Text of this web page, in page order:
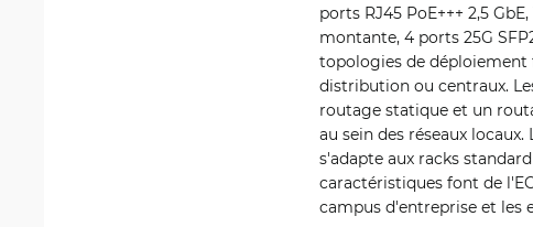
ports RJ45 PoE+++ 2,5
montante, 4 ports 25G
topologies de déploiement
distribution ou centraux.
routage statique et un
au sein des réseaux
s'adapte aux racks
caractéristiques font de
campus d'entreprise et les